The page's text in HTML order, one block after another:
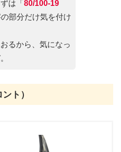
は「 80/100-19
部分だけ気を付け
るから、気になっ
ト）